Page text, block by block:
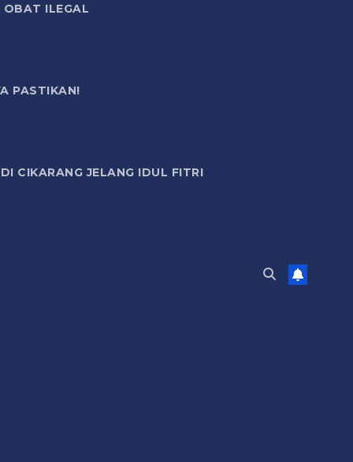
OBAT ILEGAL
PASTIKAN!
CIKARANG JELANG IDUL FITRI